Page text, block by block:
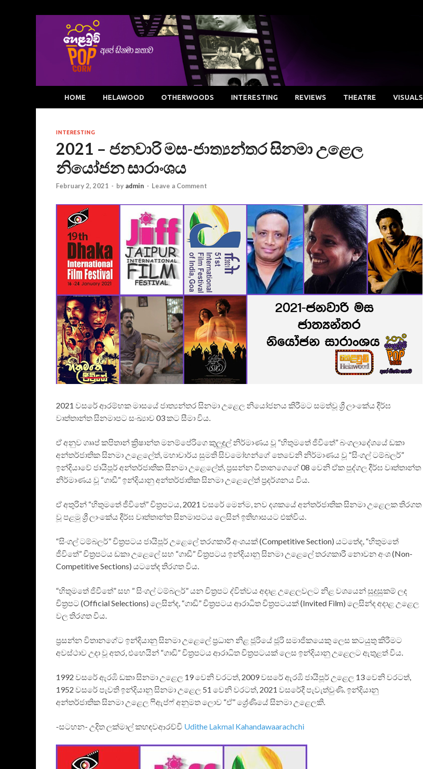
HOME HELAWOOD OTHERWOODS INTERESTING REVIEWS THEATRE VISUALS
INTERESTING
2021 – ජනවාරි මස-ජාත්‍යන්තර සිනමා උළෙල
නියෝජන සාරාංශය
February 2, 2021 - by admin - Leave a Comment
2021 වසරේ ආරම්භක මාසයේ ජාත්‍යන්තර සිනමා උළෙල නියෝජනය කිරීමට සමත්වූ ශ්‍රී ලාංකේය දීර්ඝ
වෘත්තාන්ත සිනමාපට සංඛ්‍යාව 03 කට සීමා විය.
ඒ අනුව ගෲප් කපිතාන් ක්‍රිෂාන්ත මනම්පේරිගෙ කුලුඳුල් නිර්මාණය වූ “හිතුමතේ ජිවිතේ” බංගලාදේශයේ ඩකා
අන්තර්ජාතික සිනමා උළෙලේත්, මහාචාර්ය සුමති සිවමෝහන්ගේ තෙවෙනි නිර්මාණය වූ “සිංගල් ටම්බලර්”
ඉන්දියාවේ ජායිපූර් අන්තර්ජාතික සිනමා උළෙලේත්, ප්‍රසන්න විතානගෙගේ 08 වෙනි ඒක පුද්ගල දීර්ඝ වෘත්තාන්ත
නිර්මාණය වූ “ගාඩී” ඉන්දියානු අන්තර්ජාතික සිනමා උළෙලේත් ප්‍රදර්ශනය විය.
ඒ අතුරින් “හිතුමතේ ජීවිතේ” චිත්‍රපටය, 2021 වසරේ මෙන්ම, නව දශකයේ අන්තර්ජාතික සිනමා උළෙලක තිරගත
වූ පළමු ශ්‍රී ලාංකේය දීර්ඝ වෘත්තාන්ත සිනමාපටය ලෙසින් ඉතිහාසයට එක්විය.
“සිංගල් ටම්බලර්” චිත්‍රපටය ජායිපූර් උළෙලේ තරගකාරී අංශයක් (Competitive Section) යටතේද, “හිතුමතේ
ජීවිතේ” චිත්‍රපටය ඩකා උළෙලේ සහ “ගාඩී” චිත්‍රපටය ඉන්දියානු සිනමා උළෙලේ තරගකාරී නොවන අංශ (Non-
Competitive Sections) යටතේද තිරගත විය.
“හිතුමතේ ජිවීතේ” සහ ” සිංගල් ටම්බලර්” යන චිත්‍රපට ද්විත්වය අදාළ උළෙලවලට නිළ වශයෙන් සුදුසුකම් ලද
චිත්‍රපට (Official Selections) ලෙසින්ද, “ගාඩි” චිත්‍රපටය ආරාධිත චිත්‍රපටයක් (Invited Film) ලෙසින්ද අදාළ උළෙල
වල තිරගත විය.
ප්‍රසන්න විතානගේට ඉන්දියානු සිනමා උළෙලේ ප්‍රධාන නිළ ජූරියේ ජූරි සමාජිකයෙකු ලෙස කටයුතු කිරීමට
අවස්ථාව උදා වූ අතර, එහෙයින් “ගාඩි” චිත්‍රපටය ආරාධිත චිත්‍රපටයක් ලෙස ඉන්දියානු උළෙලට ඇතුළත් විය.
1992 වසරේ ඇරඹි ඩකා සිනමා උළෙල 19 වෙනි වරටත්, 2009 වසරේ ඇරඹි ජායිපූර් උළෙල 13 වෙනි වරටත්,
1952 වසරේ පැවති ඉන්දියානු සිනමා උළෙල 51 වෙනි වරටත්, 2021 වසරේදී පැවැත්වුණි. ඉන්දියානු
අන්තර්ජාතික සිනමා උළෙල ෆිඇප්ෆ් අනුමත ලොව “ඒ” ශ්‍රේණියේ සිනමා උළෙලකි.
-සටහන- උදිත ලක්මාල් කහඳවආරච්චි Udithe Lakmal Kahandawaarachchi